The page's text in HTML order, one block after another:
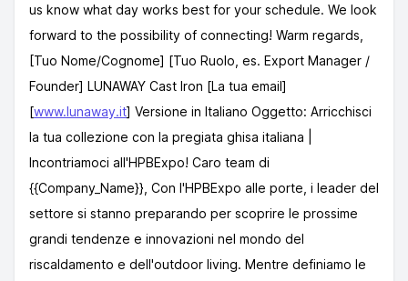
us know what day works best for your schedule. We look
forward to the possibility of connecting! Warm regards,
[Tuo Nome/Cognome] [Tuo Ruolo, es. Export Manager /
Founder] LUNAWAY Cast Iron [La tua email]
[www.lunaway.it] Versione in Italiano Oggetto: Arricchisci
la tua collezione con la pregiata ghisa italiana |
Incontriamoci all'HPBExpo! Caro team di
{{Company_Name}}, Con l'HPBExpo alle porte, i leader del
settore si stanno preparando per scoprire le prossime
grandi tendenze e innovazioni nel mondo del
riscaldamento e dell'outdoor living. Mentre definiamo le